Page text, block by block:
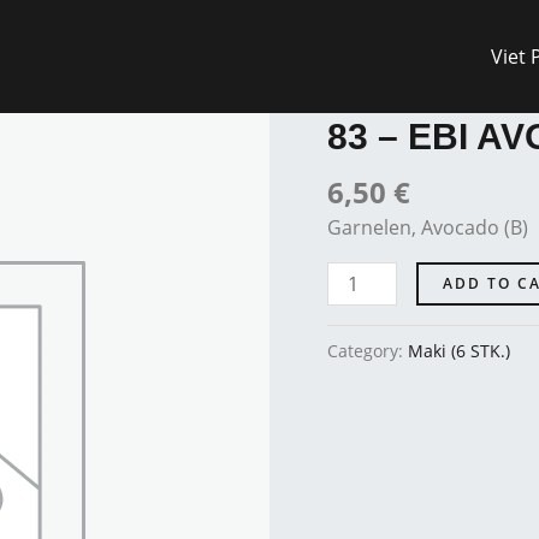
Viet
83 – EBI
6,50 €
Garnelen, Avocado (B)
-
EBI
AVO
quantity
ADD TO
Category: Maki (6 STK.)